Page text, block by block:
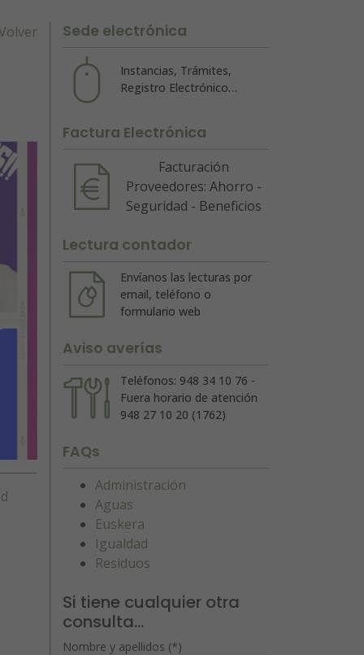
Sede electrónica
Instancias, Trámites,
Registro Electrónico…
Factura Electrónica
Facturación
Proveedores: Ahorro -
Seguridad - Beneficios
Lectura contador
Envíanos las lecturas por
email, teléfono o
formulario web
Aviso averías
Teléfonos: 948 34 10 76 -
Fuera horario de atención
948 27 10 20 (1762)
FAQs
Administración
Aguas
Euskera
Igualdad
Residuos
Si tiene cualquier otra
consulta...
Nombre y apellidos (*)